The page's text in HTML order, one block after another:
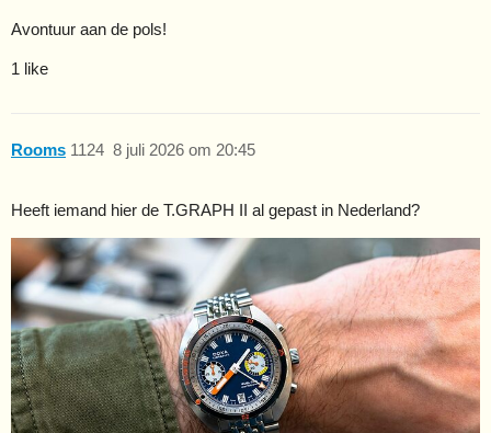
Avontuur aan de pols!
1 like
Rooms 8 juli 2026 om 20:45
1124
Heeft iemand hier de T.GRAPH II al gepast in Nederland?